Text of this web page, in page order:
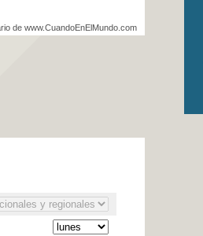
de www.CuandoEnElMundo.com